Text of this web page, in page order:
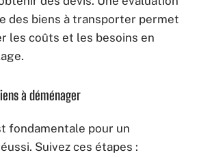
des biens à transporter permet
les coûts et les besoins en
à déménager
fondamentale pour un
Suivez ces étapes :